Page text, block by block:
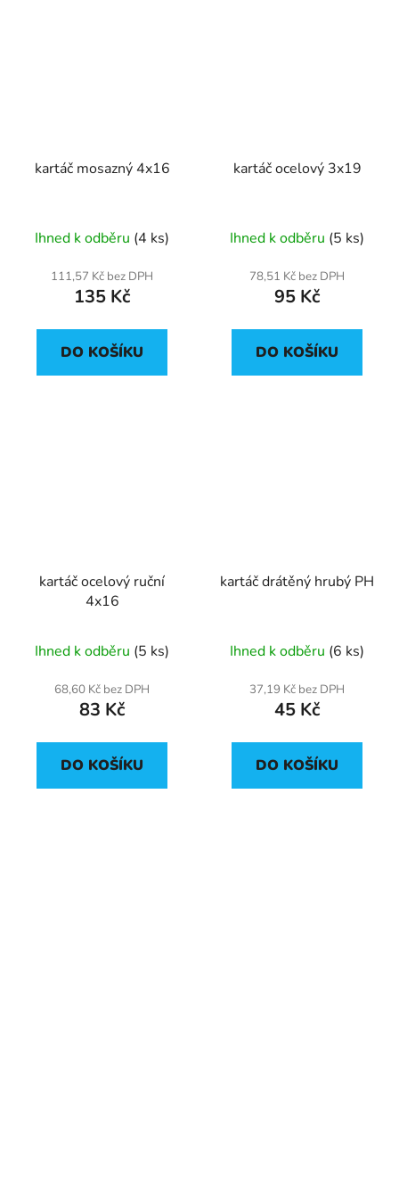
kartáč mosazný 4x16
Ihned k odběru (4 ks)
111,57 Kč bez DPH
135 Kč
DO KOŠÍKU
kartáč ocelový 3x19
Ihned k odběru (5 ks)
78,51 Kč bez DPH
95 Kč
DO KOŠÍKU
kartáč ocelový ruční
4x16
Ihned k odběru (5 ks)
68,60 Kč bez DPH
83 Kč
DO KOŠÍKU
kartáč drátěný hrubý PH
Ihned k odběru (6 ks)
37,19 Kč bez DPH
45 Kč
DO KOŠÍKU